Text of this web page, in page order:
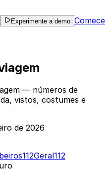
Experimente a demo Comece
— números de
vistos, costumes e
de 2026
112Geral112